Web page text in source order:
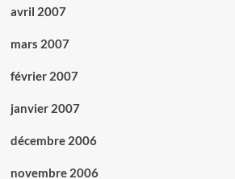
avril 2007
mars 2007
février 2007
janvier 2007
décembre 2006
novembre 2006